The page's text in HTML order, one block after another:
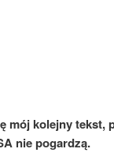
mój kolejny tekst,
nie pogardzą.